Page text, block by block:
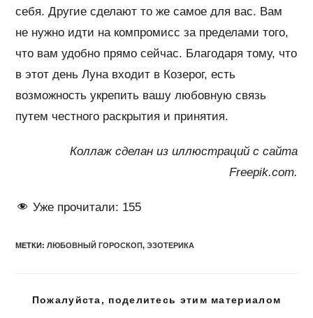
себя. Другие сделают то же самое для вас. Вам
не нужно идти на компромисс за пределами того,
что вам удобно прямо сейчас. Благодаря тому, что
в этот день Луна входит в Козерог, есть
возможность укрепить вашу любовную связь
путем честного раскрытия и принятия.
Коллаж сделан из иллюстраций с сайта
Freepik.com.
Уже прочитали: 155
МЕТКИ:ЛЮБОВНЫЙ ГОРОСКОП, ЭЗОТЕРИКА
Пожалуйста, поделитесь этим материалом